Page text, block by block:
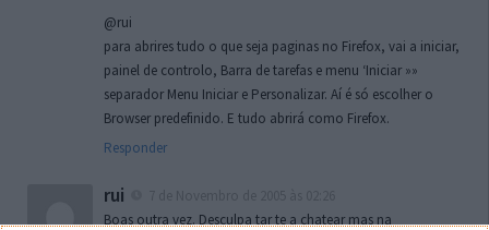
@rui
para abrires tudo o que seja paginas no Firefox, vai a iniciar,
painel de controlo, Barra de tarefas e menu ‘Iniciar »»
separador Menu Iniciar e Personalizar. Aí é só escolher o
Browser predefinido. E tudo abrirá como Firefox.
Responder
rui
Boas outra vez. Desculpa tar te a chatear mas na